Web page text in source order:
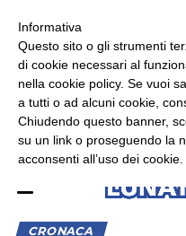
ASCOLTA RADIO LUNA
CRONACA
×
Informativa
Questo sito o gli strumenti
di cookie necessari al
nella cookie policy. Se vuoi
a tutti o ad alcuni cookie,
Chiudendo questo banner,
su un link o proseguendo la
acconsenti all’uso dei cookie.